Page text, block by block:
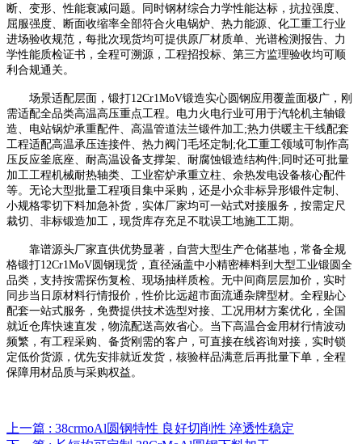
断、变形、性能衰减问题。同时钢材综合力学性能达标，抗拉强度、
屈服强度、断面收缩率全部符合火电锅炉、热力能源、化工重工行业
进场验收规范，每批次现货均可提供原厂材质单、光谱检测报告、力
学性能质检证书，全程可溯源，工程招投标、第三方监理验收均可顺
利合规通关。
场景适配层面，锻打12Cr1MoV锻造实心圆钢应用覆盖面极广，刚
需适配全品类高温高压重点工程。电力火电行业可用于汽轮机主轴锻
造、电站锅炉承重配件、高温管道法兰锻件加工;热力供暖主干线配套
工程适配高温承压连接件、热力阀门毛坯定制;化工重工领域可制作高
压反应釜底座、耐高温设备支撑架、耐腐蚀锻造结构件;同时还可批量
加工工程机械耐热轴类、工业窑炉承重立柱、余热发电设备核心配件
等。无论大型批量工程项目集中采购，还是小众非标异形锻件定制、
小规格零切下料加急补货，实体厂家均可一站式对接服务，按需定尺
裁切、非标锻造加工，现货库存充足不耽误工地施工工期。
靠谱源头厂家直供优势显著，自营大型生产仓储基地，常备全规
格锻打12Cr1MoV圆钢现货，直径涵盖中小精密棒料到大型工业锻圆全
品类，支持按需探伤复检、现场抽样质检。无中间商层层加价，实时
同步当日原材料行情报价，性价比远超市面流通杂牌型材。全程贴心
配套一站式服务，免费提供技术选型对接、工况用材方案优化，全国
就近仓库快速直发，物流配送高效省心。当下高温合金用材行情波动
频繁，有工程采购、备货刚需的客户，可直接在线咨询对接，实时锁
定低价货源，优先安排就近发货，核验样品满意后再批量下单，全程
保障用材品质与采购权益。
上一篇 : 38crmoAl圆钢特性 良好切削性 淬透性稳定